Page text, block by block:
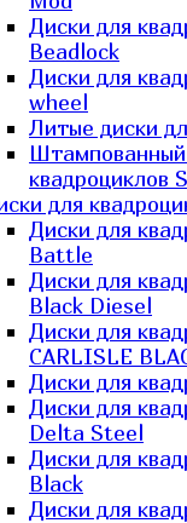
Диски для
Beadlock
Диски для
wheel
Литые диски
Штампованный
квадроциклов
для
Диски для
Battle
Диски для
Black Diesel
Диски для
CARLISLE
Диски для
Диски для
Delta Steel
Диски для
Black
Диски для